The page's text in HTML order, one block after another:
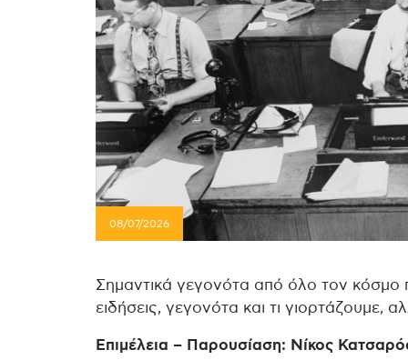
08/07/2026
Σημαντικά γεγονότα από όλο τον
ειδήσεις, γεγονότα και τι γιορτάζουμε,
Επιμέλεια – Παρουσίαση: Νίκος